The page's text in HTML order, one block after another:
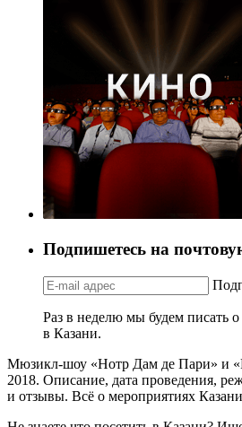
Подпишетесь на
Раз в неделю мы будем писать
в Казани.
Мюзикл-шоу «Нотр Дам де Пари» и
2018. Описание, дата проведения,
и отзывы. Всё о мероприятиях